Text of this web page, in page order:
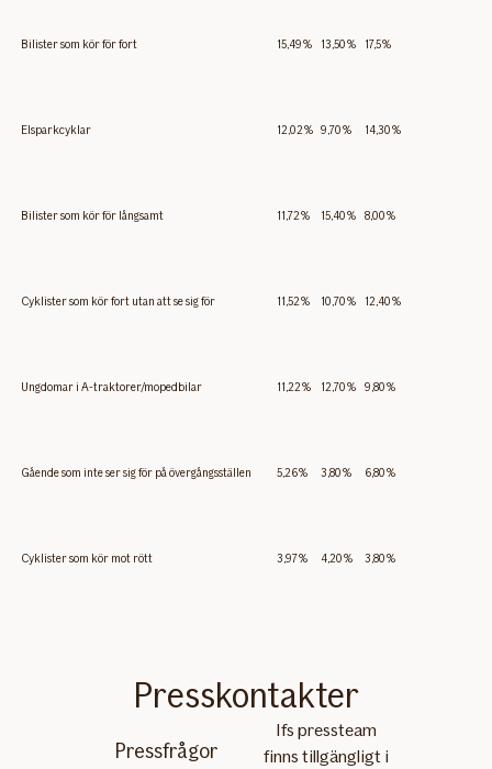
Bilister som kör för fort 15,49% 13,50% 17,5%
Elsparkcyklar 12,02% 9,70% 14,30%
Bilister som kör för långsamt 11,72% 15,40% 8,00%
Cyklister som kör fort utan att se sig för 11,52% 10,70% 12,40%
Ungdomar i A-traktorer/mopedbilar 11,22% 12,70% 9,80%
Gående som inte ser sig för på övergångsställen 5,26% 3,80% 6,80%
Cyklister som kör mot rött 3,97% 4,20% 3,80%
Presskontakter
Pressfrågor
Ifs pressteam
finns tillgängligt i